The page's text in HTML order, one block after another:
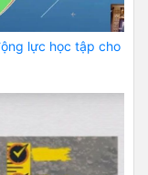
lực học tập cho